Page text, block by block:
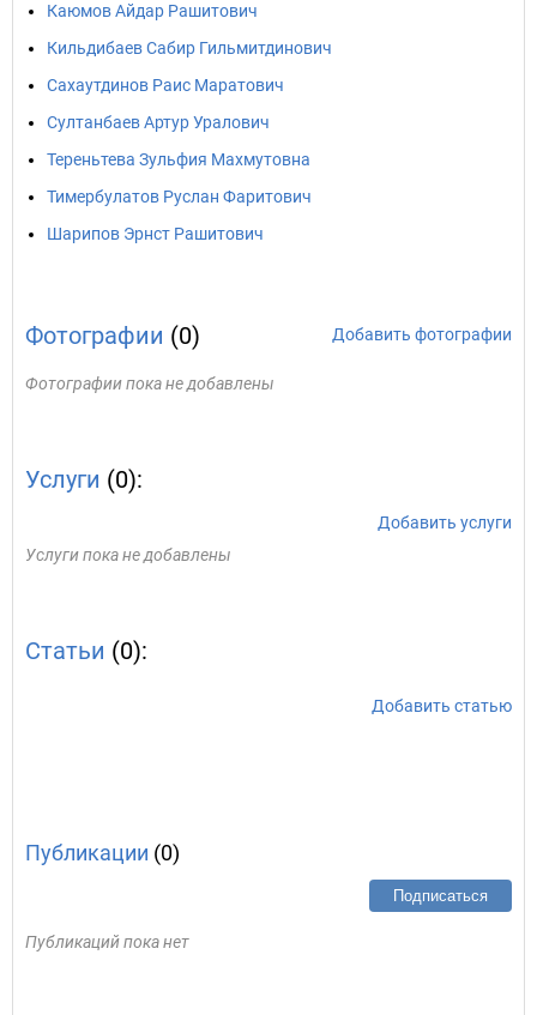
Каюмов Айдар Рашитович
Кильдибаев Сабир Гильмитдинович
Сахаутдинов Раис Маратович
Султанбаев Артур Уралович
Тереньтева Зульфия Махмутовна
Тимербулатов Руслан Фаритович
Шарипов Эрнст Рашитович
Фотографии (0) Добавить фотографии
Фотографии пока не добавлены
Услуги (0):
Добавить услуги
Услуги пока не добавлены
Статьи (0):
Добавить статью
Публикации (0)
Подписаться
Публикаций пока нет